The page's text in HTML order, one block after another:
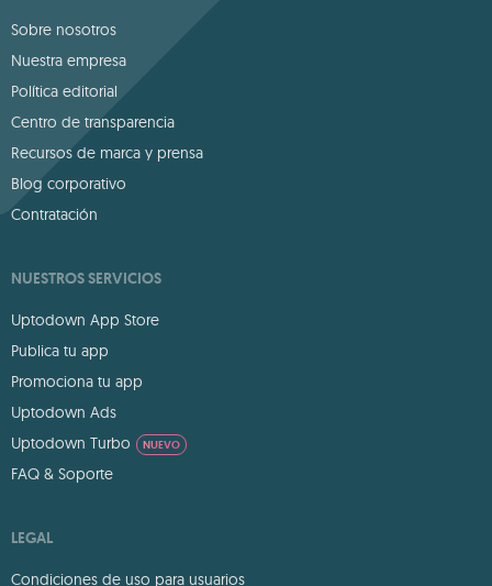
Sobre nosotros
Nuestra empresa
Política editorial
Centro de transparencia
Recursos de marca y prensa
Blog corporativo
Contratación
NUESTROS SERVICIOS
Uptodown App Store
Publica tu app
Promociona tu app
Uptodown Ads
Uptodown Turbo
NUEVO
FAQ & Soporte
LEGAL
Condiciones de uso para usuarios